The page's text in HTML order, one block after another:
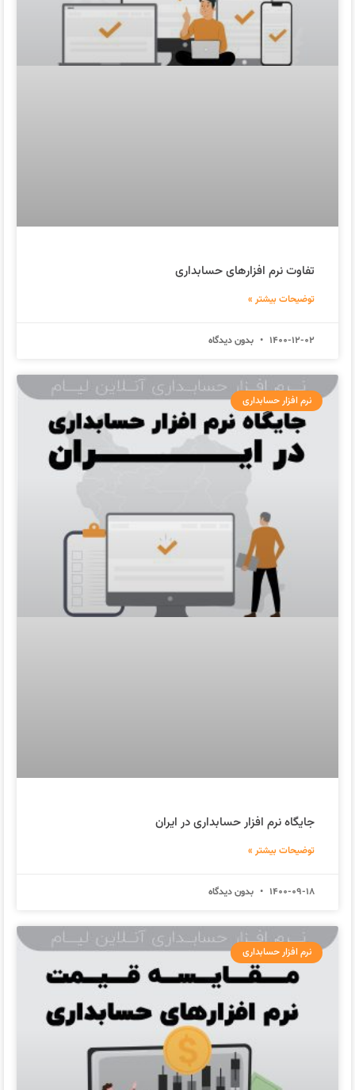
تفاوت نرم افزارهای حسابداری
توضیحات بیشتر »
1400-12-02 بدون دیدگاه
نرم افزار حسابداری
جایگاه نرم افزار حسابداری در ایران
توضیحات بیشتر »
1400-09-18 بدون دیدگاه
نرم افزار حسابداری